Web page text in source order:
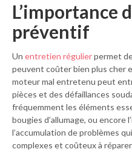
L’importance
préventif
Un entretien régulierpermet
peuvent coûter bien plus cher
moteur mal entretenu peut
pièces et des défaillances
fréquemment les éléments
bougies d’allumage, ou encore
l’accumulation de problèmes
complexes et coûteux à